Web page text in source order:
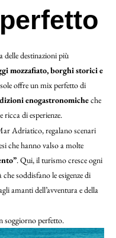
delle destinazioni più
mozzafiato, borghi storici e
offre un mix perfetto di
enogastronomicheche
ricca di esperienze.
Adriatico, regalano scenari
che hanno valso a molte
. Qui, il turismo cresce ogni
soddisfano le esigenze di
amanti dell’avventura e della
soggiorno perfetto.